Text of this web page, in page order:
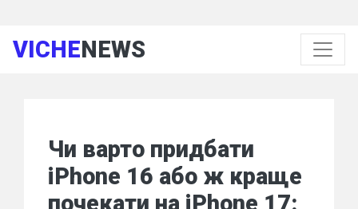
VICHENEWS
Чи варто придбати
iPhone 16 або ж краще
почекати на iPhone 17: